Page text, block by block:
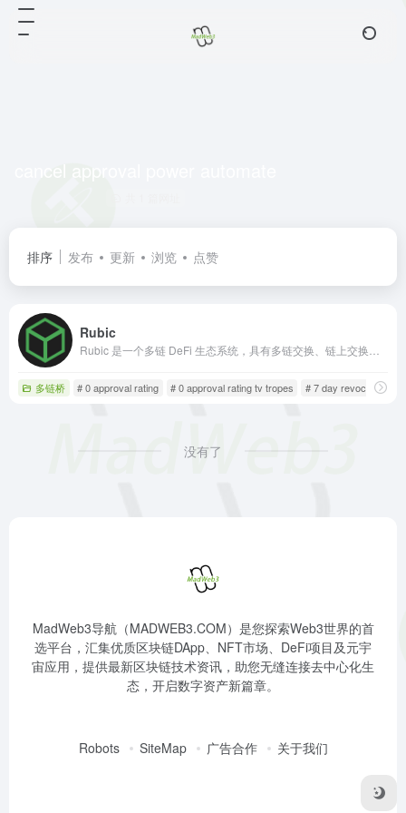
排序 发布 更新 浏览 点赞
Rubic
多链桥 # 0 approval rating # 0 approval rating tv tropes # 7 day revocation
没有了
MadWeb3导航（MADWEB3.COM）是您探索Web3世界的首
选平台，汇集优质区块链DApp、NFT市场、DeFi项目及元宇
宙应用，提供最新区块链技术资讯，助您无缝连接去中心化生
态，开启数字资产新篇章。
Robots SiteMap 广告合作 关于我们